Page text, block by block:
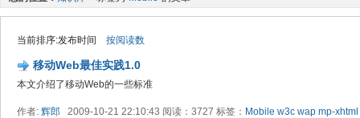
当前排序:发布时间 按阅读数
移动Web最佳实践1.0
本文介绍了移动Web的一些标准
作者: 辉郎 2009-10-21 22:10:43 阅读：3727 标签： Mobile w3c wap mp-xhtml